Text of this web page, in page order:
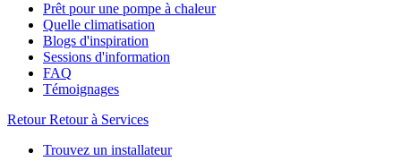
Prêt pour une pompe à chaleur
Quelle climatisation
Blogs d'inspiration
Sessions d'information
FAQ
Témoignages
Retour Retour à Services
Trouvez un installateur